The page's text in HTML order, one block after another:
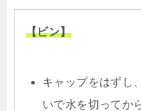
【ビン】
キャップをはずし
いで水を切ってか